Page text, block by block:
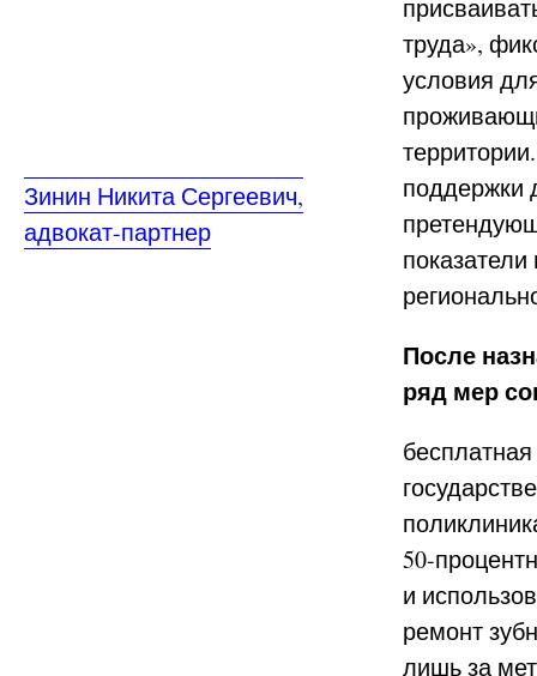
Зинин Никита Сергеевич,
адвокат-партнер
труда»,
условия
поддержки
После
ряд мер
50-
и
ремонт
лишь за